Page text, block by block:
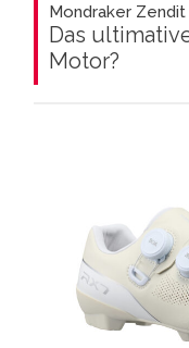
Mondraker Zendit
Das
Motor?